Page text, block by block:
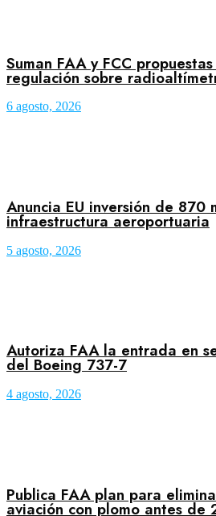
Suman FAA y FCC
regulación sobre
6 agosto, 2026
Anuncia EU inversión de 870
infraestructura aeroportuaria
5 agosto, 2026
Autoriza FAA la entrada en
del Boeing 737-7
4 agosto, 2026
Publica FAA plan para
aviación con plomo antes de